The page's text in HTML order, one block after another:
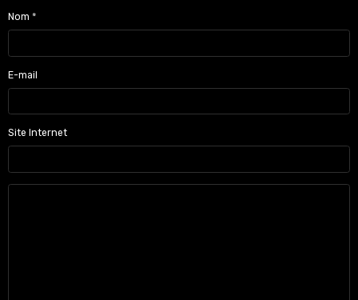
Nom
E-mail
Site Internet